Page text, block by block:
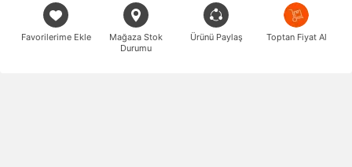
Favorilerime Ekle
Mağaza Stok
Durumu
Ürünü Paylaş Toptan Fiyat Al